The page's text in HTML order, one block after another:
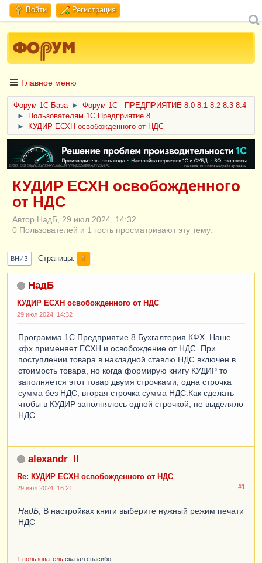
Войти Регистрация
Главное меню
Форум 1C База ►
Форум 1С - ПРЕДПРИЯТИЕ 8.0 8.1 8.2 8.3 8.4
►
Пользователям 1С Предприятие 8
►
КУДИР ЕСХН освобожденного от НДС
ERID: CQH36pWzJqVJD4xVLsnhcU4hVPNjkBZe8KKxjJiYySyZAz
КУДИР ЕСХН освобожденного
от НДС
Автор НадБ, 29 июл 2024, 14:32
0 Пользователей и 1 гость просматривают эту тему.
ВНИЗ Страницы 1
НадБ
КУДИР ЕСХН освобожденного от НДС
29 июл 2024, 14:32
Программа 1С Предприятие 8 Бухгалтерия КФХ. Наше
кфх применяет ЕСХН и освобождение от НДС. При
поступлении товара в накладной ставлю НДС включен в
стоимость товара, но когда формирую книгу КУДИР то
заполняется этот товар двумя строчками, одна строчка
сумма без НДС, вторая строчка сумма НДС.Как сделать
чтобы в КУДИР заполнялось одной строчкой, не выделяло
НДС
alexandr_ll
Re: КУДИР ЕСХН освобожденного от НДС
#1
29 июл 2024, 16:21
НадБ , В настройках книги выберите нужный режим печати
НДС
1 пользователь сказал спасибо!